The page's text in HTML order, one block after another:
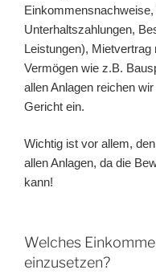
Unterhaltszahlungen,
Leistungen),
Vermögen wie z.B.
allen Anlagen reichen
Gericht ein.
Wichtig ist vor allem, den
allen Anlagen, da die
kann!
Welches
einzusetzen?